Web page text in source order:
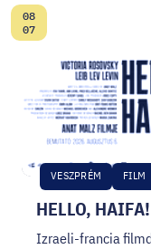
HELLO,
VESZPRÉM FILM
Dátum:
08
07
Izraeli-francia